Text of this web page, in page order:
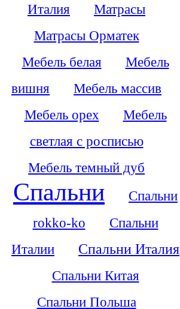
Италия
Матрасы
Матрасы Орматек
Мебель белая
Мебель
вишня
Мебель массив
Мебель орех
Мебель
светлая с росписью
Мебель темный дуб
Спальни
Спальни
rokko-ko
Спальни
Италии
Спальни Италия
Спальни Китая
Спальни Польша